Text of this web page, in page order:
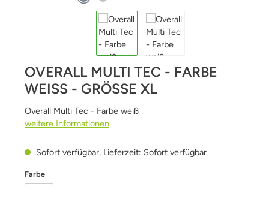
OVERALL MULTI TEC - FARBE
WEISS - GRÖSSE XL
Overall Multi Tec - Farbe weiß
weitere Informationen
Sofort verfügbar, Lieferzeit: Sofort verfügbar
Farbeauswählen